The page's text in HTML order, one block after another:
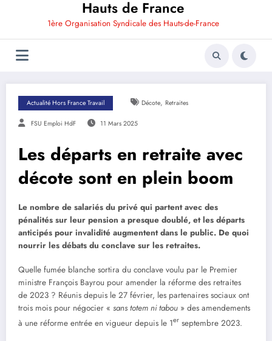
Hauts de France
1ère Organisation Syndicale des Hauts-de-France
Actualité Hors France Travail Décote, Retraites
FSU Emploi HdF 11 Mars 2025
Les départs en retraite avec
décote sont en plein boom
Le nombre de salariés du privé qui partent avec des
pénalités sur leur pension a presque doublé, et les départs
anticipés pour invalidité augmentent dans le public. De quoi
nourrir les débats du conclave sur les retraites.
Quelle fumée blanche sortira du conclave voulu par le Premier
ministre François Bayrou pour amender la réforme des retraites
de 2023 ? Réunis depuis le 27 février, les partenaires sociaux ont
trois mois pour négocier « sans totem ni tabou » des amendements
à une réforme entrée en vigueur depuis le 1er septembre 2023.